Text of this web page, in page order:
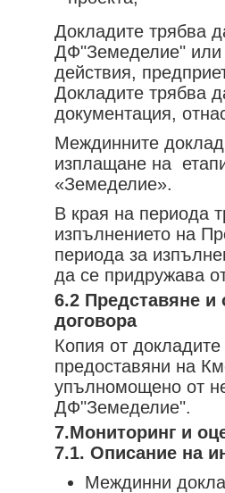
Докладите трябва
ДФ"Земеделие" или
действия,
Докладите трябва
документация,
Междинните
изплащане на
«Земеделие».
В края на периода
изпълнението на
периода за
да се придружава
6.2 Представяне и
договора
Копия от
предоставяни на
упълномощено от
ДФ"Земеделие".
7.Мониторинг и
7.1. Описание на
Междинни